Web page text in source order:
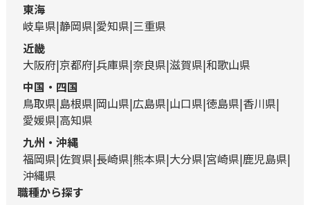
東海
岐阜県 静岡県 愛知県 三重県
近畿
大阪府 京都府 兵庫県 奈良県 滋賀県 和歌山県
中国・四国
鳥取県 島根県 岡山県 広島県 山口県 徳島県 香川県
愛媛県 高知県
九州・沖縄
福岡県 佐賀県 長崎県 熊本県 大分県 宮崎県 鹿児島県
沖縄県
職種から探す